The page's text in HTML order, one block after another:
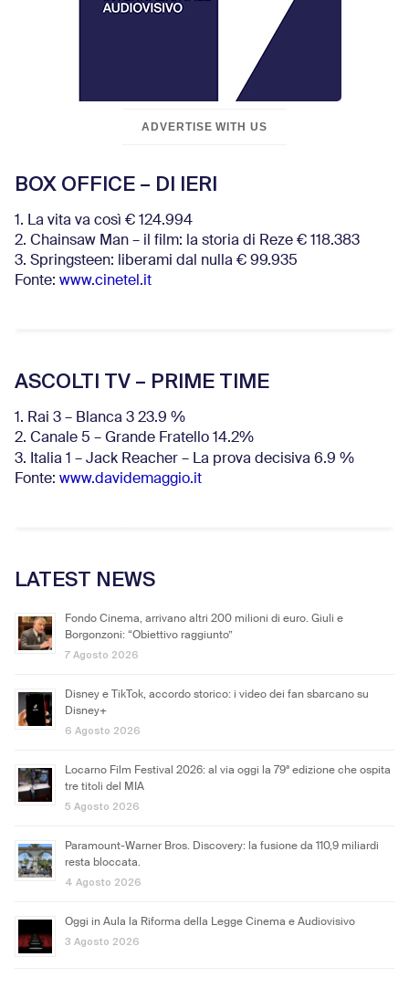
ADVERTISE WITH US
BOX OFFICE – DI IERI
1. La vita va così € 124.994
2. Chainsaw Man – il film: la storia di Reze € 118.383
3. Springsteen: liberami dal nulla € 99.935
Fonte: www.cinetel.it
ASCOLTI TV – PRIME TIME
1. Rai 3 – Blanca 3 23.9 %
2. Canale 5 – Grande Fratello 14.2%
3. Italia 1 – Jack Reacher – La prova decisiva 6.9 %
Fonte: www.davidemaggio.it
LATEST NEWS
Fondo Cinema, arrivano altri 200 milioni di euro. Giuli e
Borgonzoni: “Obiettivo raggiunto”
7 Agosto 2026
Disney e TikTok, accordo storico: i video dei fan sbarcano su
Disney+
6 Agosto 2026
Locarno Film Festival 2026: al via oggi la 79ª edizione che ospita
tre titoli del MIA
5 Agosto 2026
Paramount-Warner Bros. Discovery: la fusione da 110,9 miliardi
resta bloccata.
4 Agosto 2026
Oggi in Aula la Riforma della Legge Cinema e Audiovisivo
3 Agosto 2026